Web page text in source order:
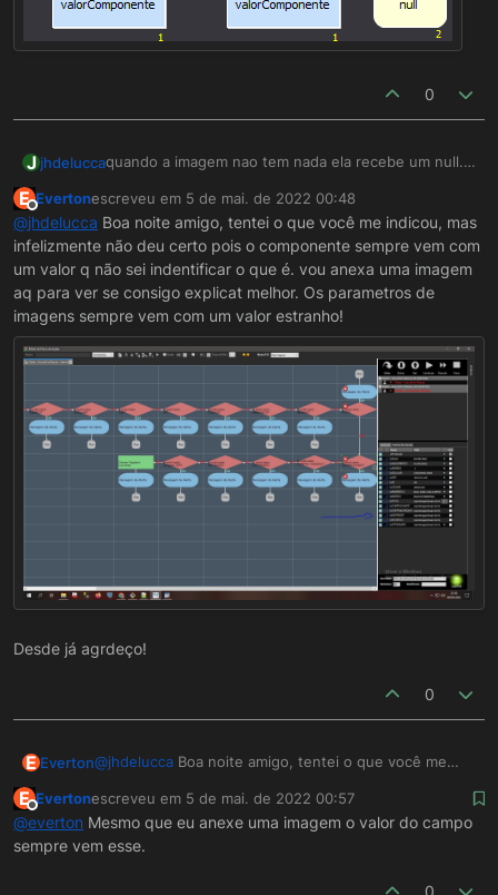
0
J jhdeluccaquando a imagem nao tem nada ela recebe um null.
E
Offline
Evertonescreveu em 5 de mai. de 2022 00:48
última edição por
@jhdelucca Boa noite amigo, tentei o que você me indicou, mas
infelizmente não deu certo pois o componente sempre vem com
um valor q não sei indentificar o que é. vou anexa uma imagem
aq para ver se consigo explicat melhor. Os parametros de
imagens sempre vem com um valor estranho!
Desde já agrdeço!
0
E Everton@jhdelucca Boa noite amigo, tentei o que você me
componente sempre vem com um valor q não sei
indentificar o que é. vou anexa uma imagem aq para
ver se consigo explicat melhor. Os parametros de
Desde já agrdeço!
E
Offline
Evertonescreveu em 5 de mai. de 2022 00:57
última edição por
@everton Mesmo que eu anexe uma imagem o valor do campo
sempre vem esse.
0